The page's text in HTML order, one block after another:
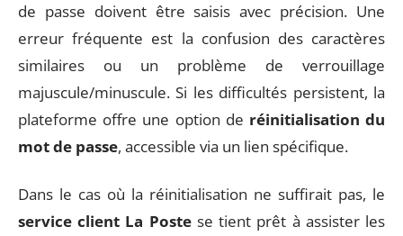
de passe doivent être saisis avec précision. Une
erreur fréquente est la confusion des caractères
similaires ou un problème de verrouillage
majuscule/minuscule. Si les difficultés persistent, la
plateforme offre une option de réinitialisation du
mot de passe, accessible via un lien spécifique.
Dans le cas où la réinitialisation ne suffirait pas, le
service client La Postese tient prêt à assister les